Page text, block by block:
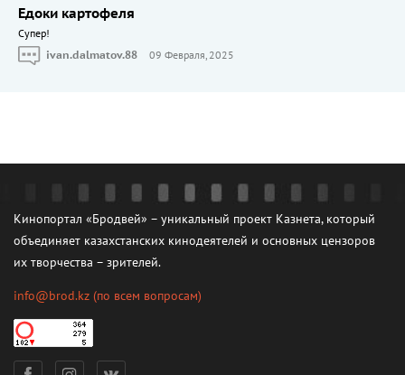
Едоки картофеля
Cупер!
ivan.dalmatov.88
09 Февраля, 2025
Кинопортал «Бродвей» – уникальный проект Казнета, который
объединяет казахстанских кинодеятелей и основных цензоров
их творчества – зрителей.
info@brod.kz (по всем вопросам)